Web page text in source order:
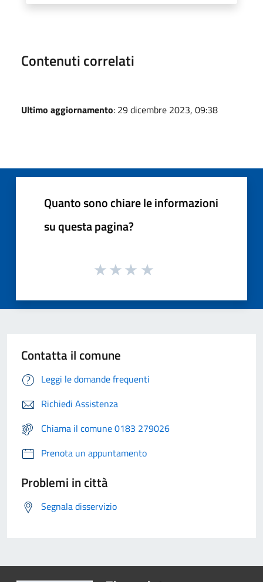
Contenuti correlati
Ultimo aggiornamento: 29 dicembre 2023, 09:38
Quanto sono chiare le informazioni
su questa pagina?
Contatta il comune
Leggi le domande frequenti
Richiedi Assistenza
Chiama il comune 0183 279026
Prenota un appuntamento
Problemi in città
Segnala disservizio